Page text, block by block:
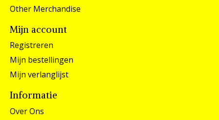
Other Merchandise
Mijn account
Registreren
Mijn bestellingen
Mijn verlanglijst
Informatie
Over Ons